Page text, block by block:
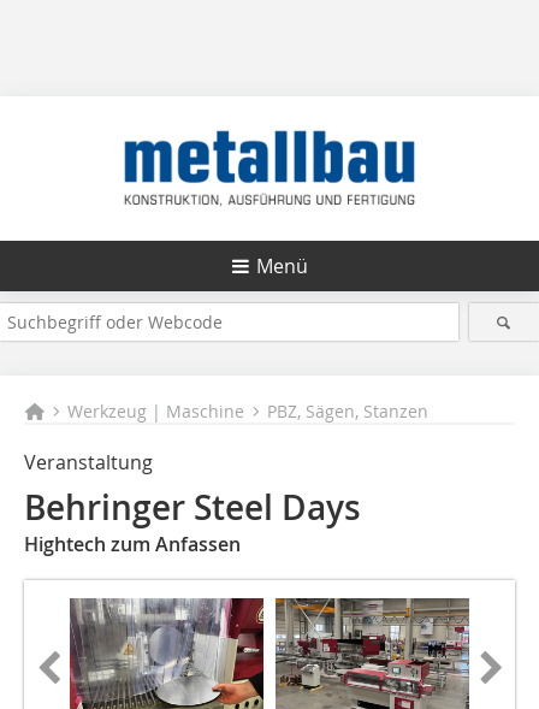
Menü
Werkzeug | Maschine PBZ, Sägen, Stanzen
Veranstaltung
Behringer Steel Days
Hightech zum Anfassen